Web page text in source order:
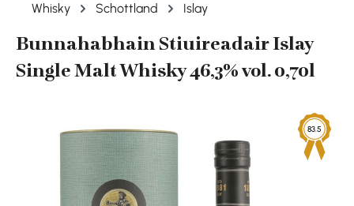
Whisky Schottland Islay
Bunnahabhain Stiuireadair Islay
Single Malt Whisky 46,3% vol. 0,70l
83.5